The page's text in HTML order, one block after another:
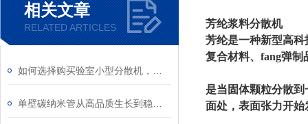
相关文章
RELATED ARTICLES
芳纶浆料分散机
芳纶是一种新型高
复合材料、fang弹制
是当固体颗粒分散
面处，表面张力开